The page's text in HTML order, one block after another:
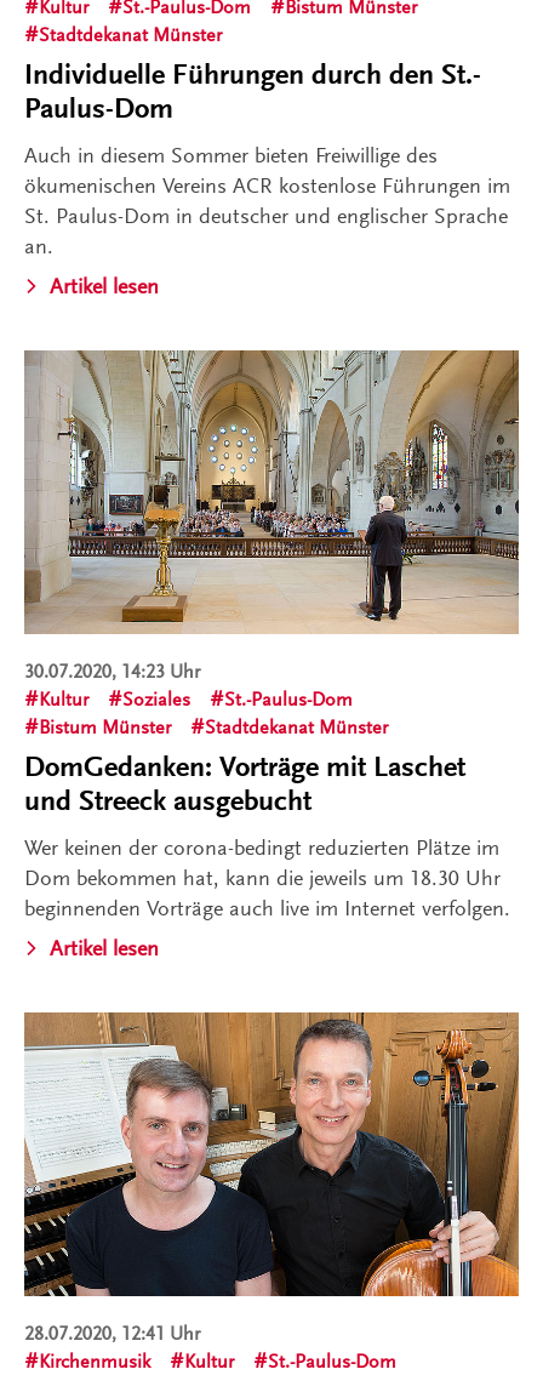
Kultur St.-Paulus-Dom
Bistum Münster
Stadtdekanat Münster
Individuelle Führungen durch den St.-
Paulus-Dom
Auch in diesem Sommer bieten Freiwillige des
ökumenischen Vereins ACR kostenlose Führungen im
St. Paulus-Dom in deutscher und englischer Sprache
an.
Artikel lesen
30.07.2020, 14:23 Uhr
Kultur
Soziales
St.-Paulus-Dom
Bistum Münster
Stadtdekanat Münster
DomGedanken: Vorträge mit Laschet
und Streeck ausgebucht
Wer keinen der corona-bedingt reduzierten Plätze im
Dom bekommen hat, kann die jeweils um 18.30 Uhr
beginnenden Vorträge auch live im Internet verfolgen.
Artikel lesen
28.07.2020, 12:41 Uhr
Kirchenmusik
Kultur
St.-Paulus-Dom